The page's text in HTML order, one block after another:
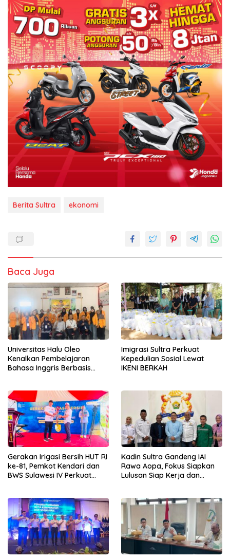
Berita Sultra ekonomi
Baca Juga
Universitas Halu Oleo
Kenalkan Pembelajaran
Bahasa Inggris Berbasis
Imigrasi Sultra Perkuat
Kepedulian Sosial Lewat
IKENI BERKAH
Gerakan Irigasi Bersih HUT RI
ke-81, Pemkot Kendari dan
BWS Sulawesi IV Perkuat
Kadin Sultra Gandeng IAI
Rawa Aopa, Fokus Siapkan
Lulusan Siap Kerja dan